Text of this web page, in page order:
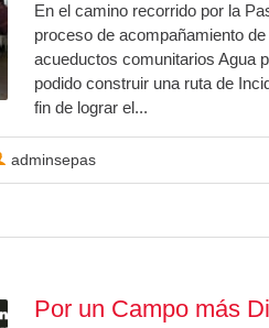
En el camino recorrido por la
proceso de acompañamiento
acueductos comunitarios Agua
podido construir una ruta de
fin de lograr el...
adminsepas
Por un Campo más